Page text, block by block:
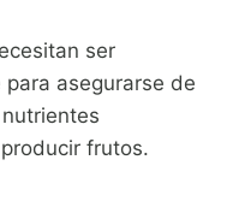
ser
asegurarse de
frutos.